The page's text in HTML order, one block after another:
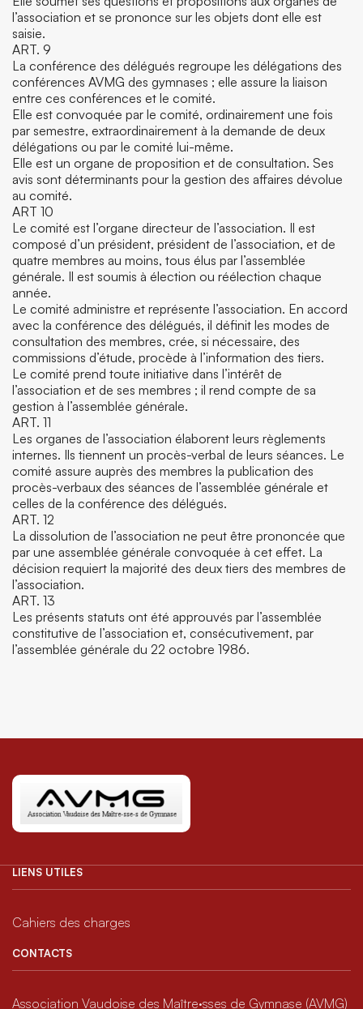
l’association et se prononce sur les objets dont elle est
saisie.
ART. 9
La conférence des délégués regroupe les délégations des
conférences AVMG des gymnases ; elle assure la liaison
entre ces conférences et le comité.
Elle est convoquée par le comité, ordinairement une fois
par semestre, extraordinairement à la demande de deux
délégations ou par le comité lui-même.
Elle est un organe de proposition et de consultation. Ses
avis sont déterminants pour la gestion des affaires dévolue
au comité.
ART 10
Le comité est l’organe directeur de l’association. Il est
composé d’un président, président de l’association, et de
quatre membres au moins, tous élus par l’assemblée
générale. Il est soumis à élection ou réélection chaque
année.
Le comité administre et représente l’association. En accord
avec la conférence des délégués, il définit les modes de
consultation des membres, crée, si nécessaire, des
commissions d’étude, procède à l’information des tiers.
Le comité prend toute initiative dans l’intérêt de
l’association et de ses membres ; il rend compte de sa
gestion à l’assemblée générale.
ART. 11
Les organes de l’association élaborent leurs règlements
internes. Ils tiennent un procès-verbal de leurs séances. Le
comité assure auprès des membres la publication des
procès-verbaux des séances de l’assemblée générale et
celles de la conférence des délégués.
ART. 12
La dissolution de l’association ne peut être prononcée que
par une assemblée générale convoquée à cet effet. La
décision requiert la majorité des deux tiers des membres de
l’association.
ART. 13
Les présents statuts ont été approuvés par l’assemblée
constitutive de l’association et, consécutivement, par
l’assemblée générale du 22 octobre 1986.
LIENS UTILES
Cahiers des charges
CONTACTS
Association Vaudoise des Maître·sses de Gymnase (AVMG)